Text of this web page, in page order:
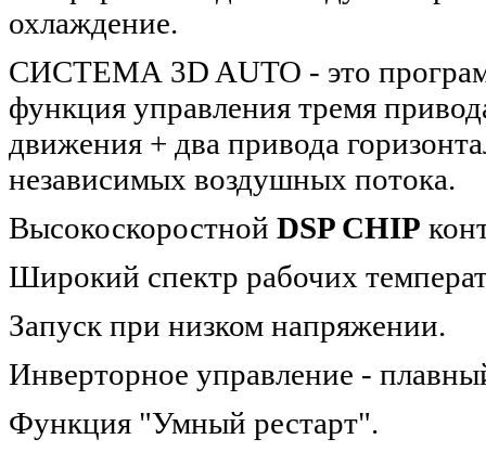
охлаждение.
СИСТЕМА 3D AUTO - это
функция управления тремя
движения + два привода
независимых воздушных потока.
Высокоскоростной DSP CHIP
Широкий спектр рабочих
Запуск при низком напряжении.
Инверторное управление -
Функция "Умный рестарт".